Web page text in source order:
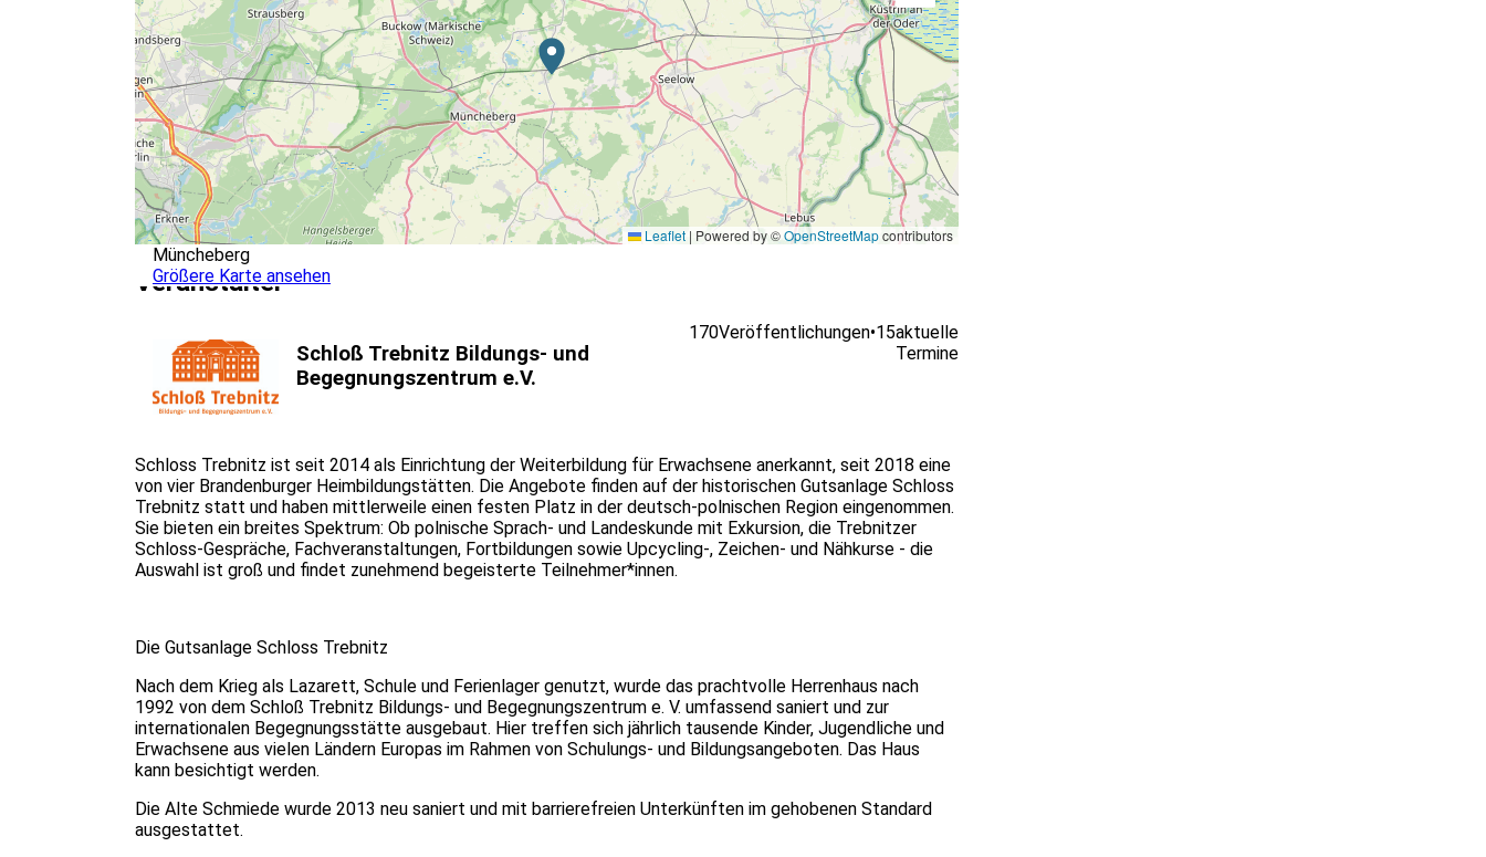
Leaflet | Powered by ©OpenStreetMapcontributors
Müncheberg
Größere Karte ansehen
Veranstalter
Schloß Trebnitz Bildungs- und
Begegnungszentrum e.V.
170Veröffentlichungen•15aktuelle
Termine
Schloss Trebnitz ist seit 2014 als Einrichtung der Weiterbildung für Erwachsene anerkannt, seit 2018 eine
von vier Brandenburger Heimbildungstätten. Die Angebote finden auf der historischen Gutsanlage Schloss
Trebnitz statt und haben mittlerweile einen festen Platz in der deutsch-polnischen Region eingenommen.
Sie bieten ein breites Spektrum: Ob polnische Sprach- und Landeskunde mit Exkursion, die Trebnitzer
Schloss-Gespräche, Fachveranstaltungen, Fortbildungen sowie Upcycling-, Zeichen- und Nähkurse - die
Auswahl ist groß und findet zunehmend begeisterte Teilnehmer*innen.
Die Gutsanlage Schloss Trebnitz
Nach dem Krieg als Lazarett, Schule und Ferienlager genutzt, wurde das prachtvolle Herrenhaus nach
1992 von dem Schloß Trebnitz Bildungs- und Begegnungszentrum e. V. umfassend saniert und zur
internationalen Begegnungsstätte ausgebaut. Hier treffen sich jährlich tausende Kinder, Jugendliche und
Erwachsene aus vielen Ländern Europas im Rahmen von Schulungs- und Bildungsangeboten. Das Haus
kann besichtigt werden.
Die Alte Schmiede wurde 2013 neu saniert und mit barrierefreien Unterkünften im gehobenen Standard
ausgestattet.